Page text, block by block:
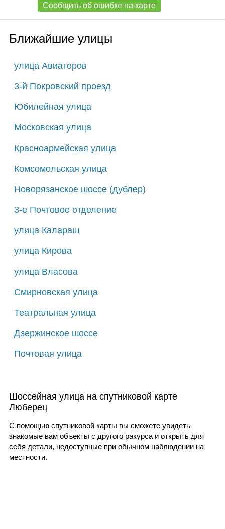
Сообщить об ошибке на карте
Ближайшие улицы
улица Авиаторов
3-й Покровский проезд
Юбилейная улица
Московская улица
Красноармейская улица
Комсомольская улица
Новорязанское шоссе (дублер)
3-е Почтовое отделение
улица Калараш
улица Кирова
улица Власова
Смирновская улица
Театральная улица
Дзержинское шоссе
Почтовая улица
Шоссейная улица на спутниковой карте
Люберец
С помощью спутниковой карты вы сможете увидеть
знакомые вам объекты с другого ракурса и открыть для
себя детали, недоступные при обычном наблюдении на
местности.